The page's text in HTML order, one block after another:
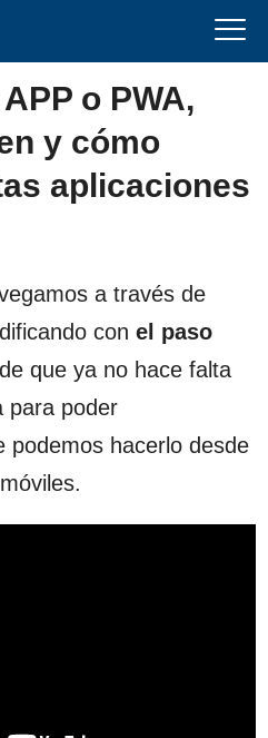
o PWA,
y cómo
aplicaciones
a través de
con el paso
que ya no hace falta
para poder
podemos hacerlo desde